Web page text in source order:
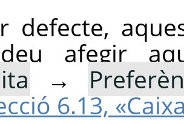
defecte,
afegir
→
6.13,